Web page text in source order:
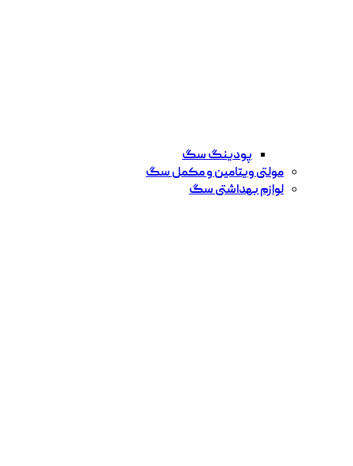
پودینگ سگ
مولتی ویتامین و مکمل سگ
لوازم بهداشتی سگ